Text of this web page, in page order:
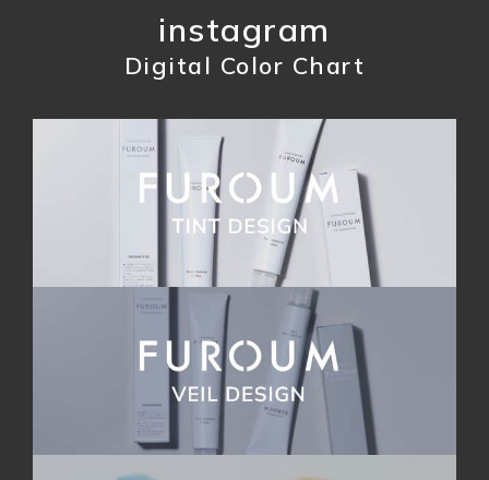
instagram
Digital Color Chart